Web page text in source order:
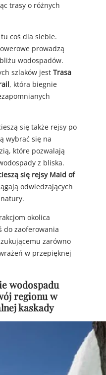
trasy o różnych
coś dla siebie.
prowadzą
wodospadów.
szlaków jest Trasa
, która biegnie
się także rejsy po
wybrać się na
które pozwalają
z bliska.
się rejsy Maid of
odwiedzających
okolica
do zaoferowania
zarówno
w przepięknej
wodospadu
regionu w
kaskady